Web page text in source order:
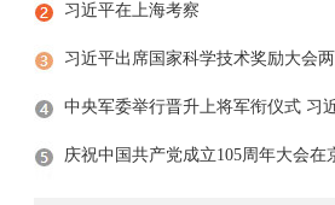
习近平在上海考察